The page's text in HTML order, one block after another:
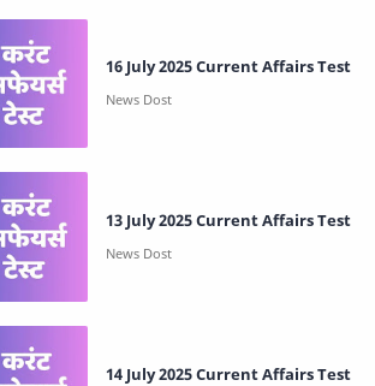
16 July 2025 Current Affairs Test
13 July 2025 Current Affairs Test
14 July 2025 Current Affairs Test